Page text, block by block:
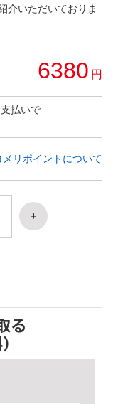
介いただいておりま
6380 円
払いで
メリポイントについて
る